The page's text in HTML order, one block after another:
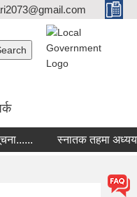
स्नातक तहमा